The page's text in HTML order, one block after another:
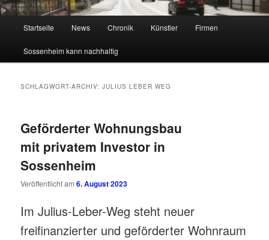
Startseite News Chronik Künstler Firmen
Sossenheim kann nachhaltig
SCHLAGWORT-ARCHIV:JULIUS LEBER WEG
Geförderter Wohnungsbau
mit privatem Investor in
Sossenheim
Veröffentlicht am6. August 2023
Im Julius-Leber-Weg steht neuer
freifinanzierter und geförderter Wohnraum